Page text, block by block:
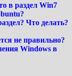
в раздел Win7
Что делать?
не правильно?
Windows в